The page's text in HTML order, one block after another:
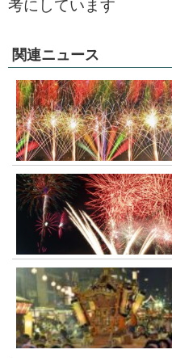
考にしています
関連ニュース